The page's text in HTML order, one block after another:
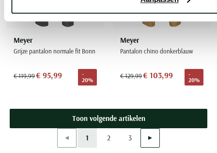
Meyer
Grijze pantalon normale fit Bonn
€ 119,99€ 95,99
-
20%
Meyer
Pantalon chino donkerblauw
€ 129,99€ 103,99
-
20%
Toon volgende artikelen
Vorige
1 2
Page
3 Volgende